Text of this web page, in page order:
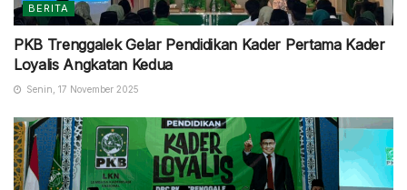
BERITA
PKB Trenggalek Gelar Pendidikan Kader Pertama Kader
Loyalis Angkatan Kedua
Senin, 17 November 2025